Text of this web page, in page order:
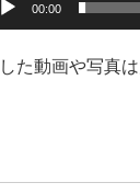
00:00
た動画や写真